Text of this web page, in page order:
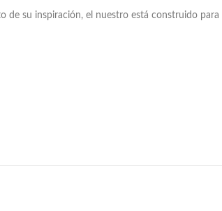
de su inspiración, el nuestro está construido